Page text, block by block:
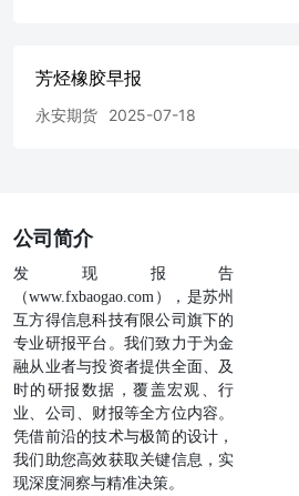
芳烃橡胶早报
永安期货 2025-07-18
公司简介
发现报告
（www.fxbaogao.com），是苏州
互方得信息科技有限公司旗下的
专业研报平台。我们致力于为金
融从业者与投资者提供全面、及
时的研报数据，覆盖宏观、行
业、公司、财报等全方位内容。
凭借前沿的技术与极简的设计，
我们助您高效获取关键信息，实
现深度洞察与精准决策。